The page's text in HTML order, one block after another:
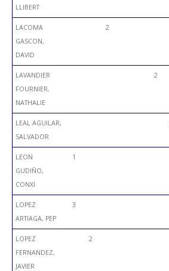
LLIBERT
LACOMA
GASCON,
DAVID
2
LAVANDIER
FOURNIER,
NATHALIE
2
LEAL AGUILAR,
SALVADOR
LEON
GUDIÑO,
CONXI
1
LOPEZ
ARTIAGA, PEP
3
LOPEZ
FERNANDEZ,
JAVIER
2